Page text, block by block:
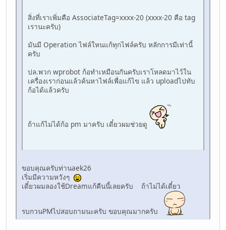
สิ่งที่เราเพิ่มคือ AssociateTag=xxxx-20 (xxxx-20 คือ tag
เรานะครับ)
มันมี Operation ไฟล์ใหนแก้ทุกไฟล์ครับ หลักการมีเท่านี้
ครับ
ปล.พวก wprobot ก้อทำเหมือนกันครับเราโหลดมาไว้ใน
เครื่องเราก่อนแล้วค้นหาไฟล์เพื่อแก้ไข แล้ว uploadไปทับ
ก้อได้แล้วครับ
ถ้าแก้ไม่ได้ก้อ pm มาครับ เดี๋ยวผมช่วยดู
ขอบคุณครับท่านaek26
เริ่มมีความหวังๆ
เดี๋ยวผมลองใช้Dreamแก้คืนนี้เลยครับ ถ้าไม่ได้เดี๋ยว
รบกวนPMไปสอบถามนะครับ ขอบคุณมากครับ